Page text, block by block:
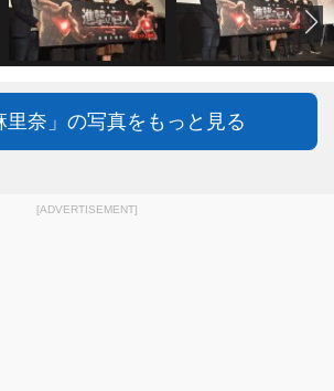
里奈」の写真をもっと見る
[ADVERTISEMENT]